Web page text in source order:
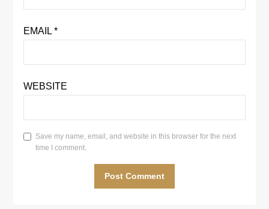
EMAIL*
WEBSITE
Save my name, email, and website in this browser for the next
time I comment.